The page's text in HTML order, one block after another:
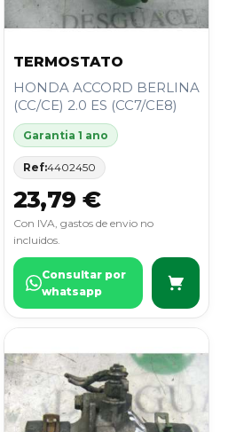
TERMOSTATO
HONDA ACCORD BERLINA
(CC/CE) 2.0 ES (CC7/CE8)
Garantia 1 ano
Ref:4402450
23,79 €
Con IVA, gastos de envio no
incluidos.
Consultar por
whatsapp